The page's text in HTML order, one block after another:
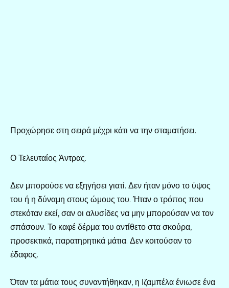
Προχώρησε στη σειρά μέχρι κάτι να την σταματήσει.
Ο Τελευταίος Άντρας.
Δεν μπορούσε να εξηγήσει γιατί. Δεν ήταν μόνο το ύψος
του ή η δύναμη στους ώμους του. Ήταν ο τρόπος που
στεκόταν εκεί, σαν οι αλυσίδες να μην μπορούσαν να τον
σπάσουν. Το καφέ δέρμα του αντίθετο στα σκούρα,
προσεκτικά, παρατηρητικά μάτια. Δεν κοιτούσαν το
έδαφος.
Όταν τα μάτια τους συναντήθηκαν, η Ιζαμπέλα ένιωσε ένα